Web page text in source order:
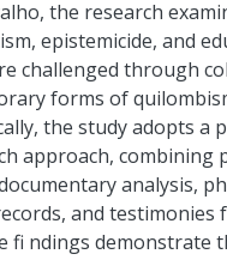
the research
epistemicide, and
challenged through
forms of
the study adopts a
approach, combining
analysis,
and testimonies
fi ndings demonstrate